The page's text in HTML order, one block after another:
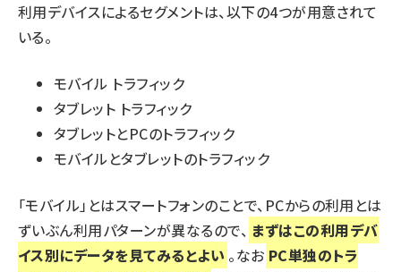
利用デバイスによるセグメントは、以下の4つが用意されて
いる。
モバイル トラフィック
タブレット トラフィック
タブレットとPCのトラフィック
モバイルとタブレットのトラフィック
「モバイル」とはスマートフォンのことで、PCからの利用とは
ずいぶん利用パターンが異なるので、 まずはこの利用デバ
イス別にデータを見てみるとよい 。なお PC単独のトラ